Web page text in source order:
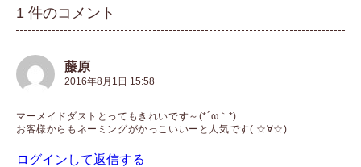
1 件のコメント
藤原
2016年8月1日 15:58
マーメイドダストとってもきれいです～(*´ω｀*)
お客様からもネーミングがかっこいいーと人気です( ☆∀☆)
ログインして返信する